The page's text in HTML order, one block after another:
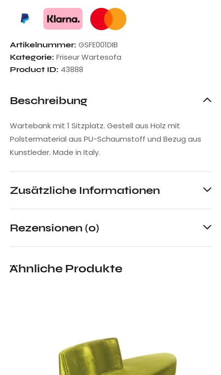
Artikelnummer: GSFE001DIB
Kategorie: Friseur Wartesofa
Product ID: 43888
Beschreibung
Wartebank mit 1 Sitzplatz. Gestell aus Holz mit
Polstermaterial aus PU-Schaumstoff und Bezug aus
Kunstleder. Made in Italy.
Zusätzliche Informationen
Rezensionen (0)
Ähnliche Produkte